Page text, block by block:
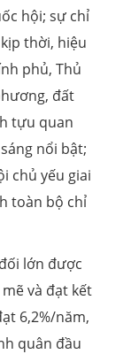
hội; sự chỉ
thời, hiệu
phủ, Thủ
đất
tựu quan
nổi bật;
chủ yếu giai
toàn bộ chỉ
lớn được
và đạt kết
6,2%/năm,
quân đầu